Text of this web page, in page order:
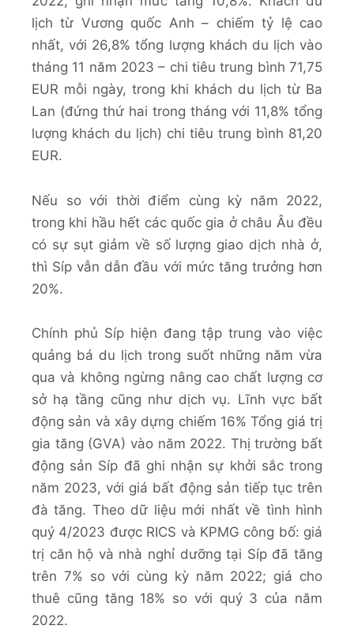
lịch từ Vương quốc Anh – chiếm tỷ lệ cao
nhất, với 26,8% tổng lượng khách du lịch vào
tháng 11 năm 2023 – chi tiêu trung bình 71,75
EUR mỗi ngày, trong khi khách du lịch từ Ba
Lan (đứng thứ hai trong tháng với 11,8% tổng
lượng khách du lịch) chi tiêu trung bình 81,20
EUR.
Nếu so với thời điểm cùng kỳ năm 2022,
trong khi hầu hết các quốc gia ở châu Âu đều
có sự sụt giảm về số lượng giao dịch nhà ở,
thì Síp vẫn dẫn đầu với mức tăng trưởng hơn
20%.
Chính phủ Síp hiện đang tập trung vào việc
quảng bá du lịch trong suốt những năm vừa
qua và không ngừng nâng cao chất lượng cơ
sở hạ tầng cũng như dịch vụ. Lĩnh vực bất
động sản và xây dựng chiếm 16% Tổng giá trị
gia tăng (GVA) vào năm 2022. Thị trường bất
động sản Síp đã ghi nhận sự khởi sắc trong
năm 2023, với giá bất động sản tiếp tục trên
đà tăng. Theo dữ liệu mới nhất về tình hình
quý 4/2023 được RICS và KPMG công bố: giá
trị căn hộ và nhà nghỉ dưỡng tại Síp đã tăng
trên 7% so với cùng kỳ năm 2022; giá cho
thuê cũng tăng 18% so với quý 3 của năm
2022.